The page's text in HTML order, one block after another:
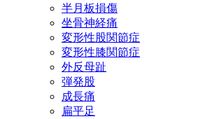
半月板損傷
坐骨神経痛
変形性股関節症
変形性膝関節症
外反母趾
弾発股
成長痛
扁平足